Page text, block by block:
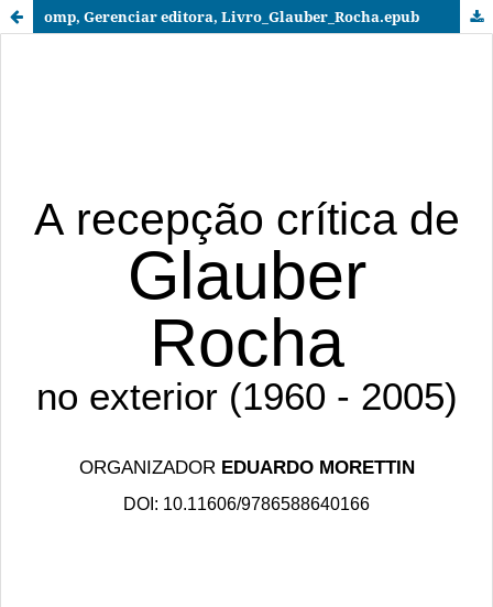
omp, Gerenciar editora, Livro_Glauber_Rocha.epub